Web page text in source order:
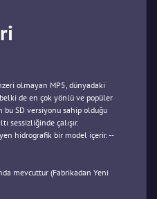
olmayan MP5, dünyadaki
de en çok yönlü ve popüler
SD versiyonu sahip olduğu
sessizliğinde çalışır.
hidrografik bir model içerir.--
mevcuttur (Fabrikadan Yeni